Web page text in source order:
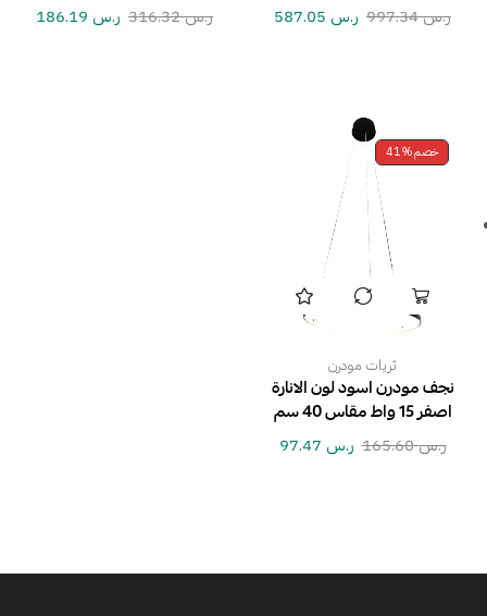
ر.س997.34 ر.س ر.س316.32 ر.س
خصم41%
ثريات مودرن
نجف مودرن اسود لون الانارة
اصفر 15 واط مقاس 40 سم
ر.س165.60 ر.س